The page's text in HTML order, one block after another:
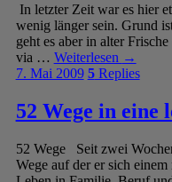
In letzter Zeit war es hier
wenig länger sein. Grund
geht es aber in alter
via … Weiterlesen →
7. Mai 2009 5Replies
52 Wege in eine
52 Wege Seit zwei
Wege auf der er sich